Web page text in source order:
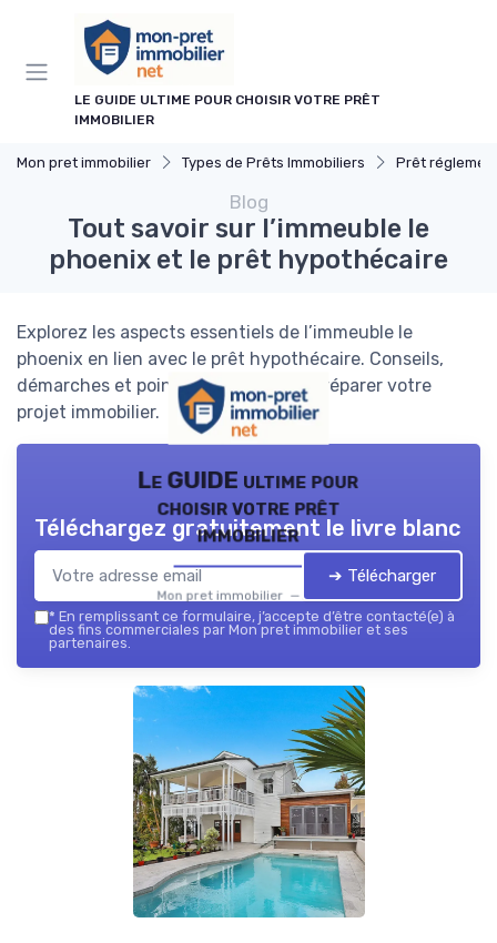
LE GUIDE ULTIME POUR CHOISIR VOTRE PRÊT
IMMOBILIER
Mon pret immobilier Types de Prêts Immobiliers Prêt
Blog
Tout savoir sur l’immeuble le
phoenix et le prêt hypothécaire
Explorez les aspects essentiels de l’immeuble le
phoenix en lien avec le prêt hypothécaire. Conseils,
démarches et points clés pour bien préparer votre
projet immobilier.
Le GUIDE ultime pour
choisir votre prêt
immobilier
Mon pret immobilier — 2026
Téléchargez gratuitement le livre blanc
➔ Télécharger
* En remplissant ce formulaire, j’accepte d’être contacté(e) à
des fins commerciales par Mon pret immobilier et ses
partenaires.